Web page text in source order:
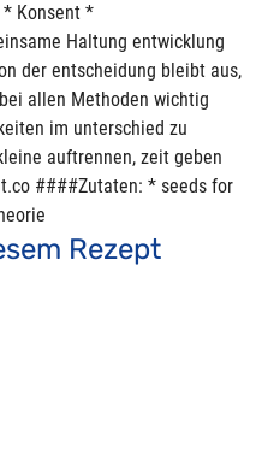
Konsent *
Haltung entwicklung
der entscheidung bleibt aus,
allen Methoden wichtig
im unterschied zu
auftrennen, zeit geben
####Zutaten: * seeds for
Rezept